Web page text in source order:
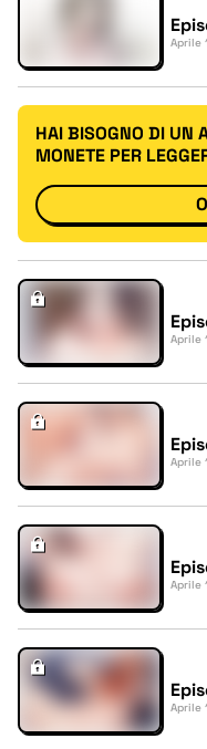
Aprile
HAI BISOGNO DI UN
MONETE PER
Aprile
Aprile
Aprile
Aprile